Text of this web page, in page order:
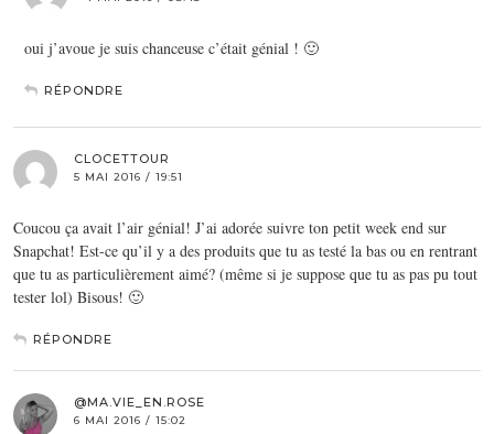
oui j’avoue je suis chanceuse c’était génial ! 🙂
RÉPONDRE
CLOCETTOUR
5 MAI 2016 / 19:51
Coucou ça avait l’air génial! J’ai adorée suivre ton petit week end sur
Snapchat! Est-ce qu’il y a des produits que tu as testé la bas ou en rentrant
que tu as particulièrement aimé? (même si je suppose que tu as pas pu tout
tester lol) Bisous! 🙂
RÉPONDRE
@MA.VIE_EN.ROSE
6 MAI 2016 / 15:02